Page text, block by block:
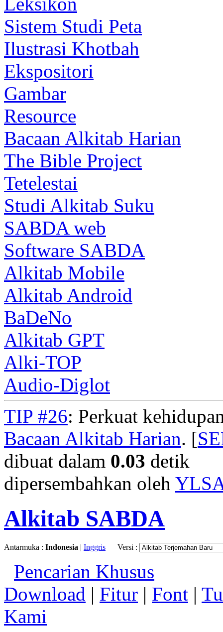
Sistem Studi Peta
Ilustrasi Khotbah
Ekspositori
Gambar
Resource
Bacaan Alkitab Harian
The Bible Project
Tetelestai
Studi Alkitab Suku
SABDA web
Software SABDA
Alkitab Mobile
Alkitab Android
BaDeNo
Alkitab GPT
Alki-TOP
Audio-Diglot
TIP #26: Perkuat
Bacaan Alkitab Harian. [
dibuat dalam 0.03 detik
dipersembahkan oleh
Alkitab SABDA
Antarmuka : Indonesia | Inggris Versi :
Pencarian Khusus
Download | Fitur | Font |
Kami